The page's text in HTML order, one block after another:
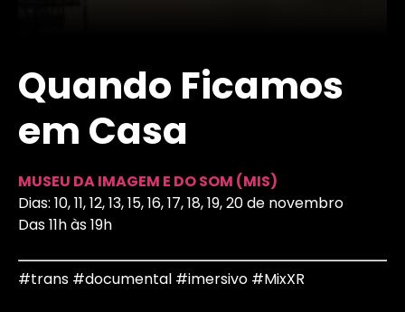
Quando Ficamos
em Casa
MUSEU DA IMAGEM E DO SOM (MIS)
Dias: 10, 11, 12, 13, 15, 16, 17, 18, 19, 20 de novembro
Das 11h às 19h
#trans #documental #imersivo #MixXR